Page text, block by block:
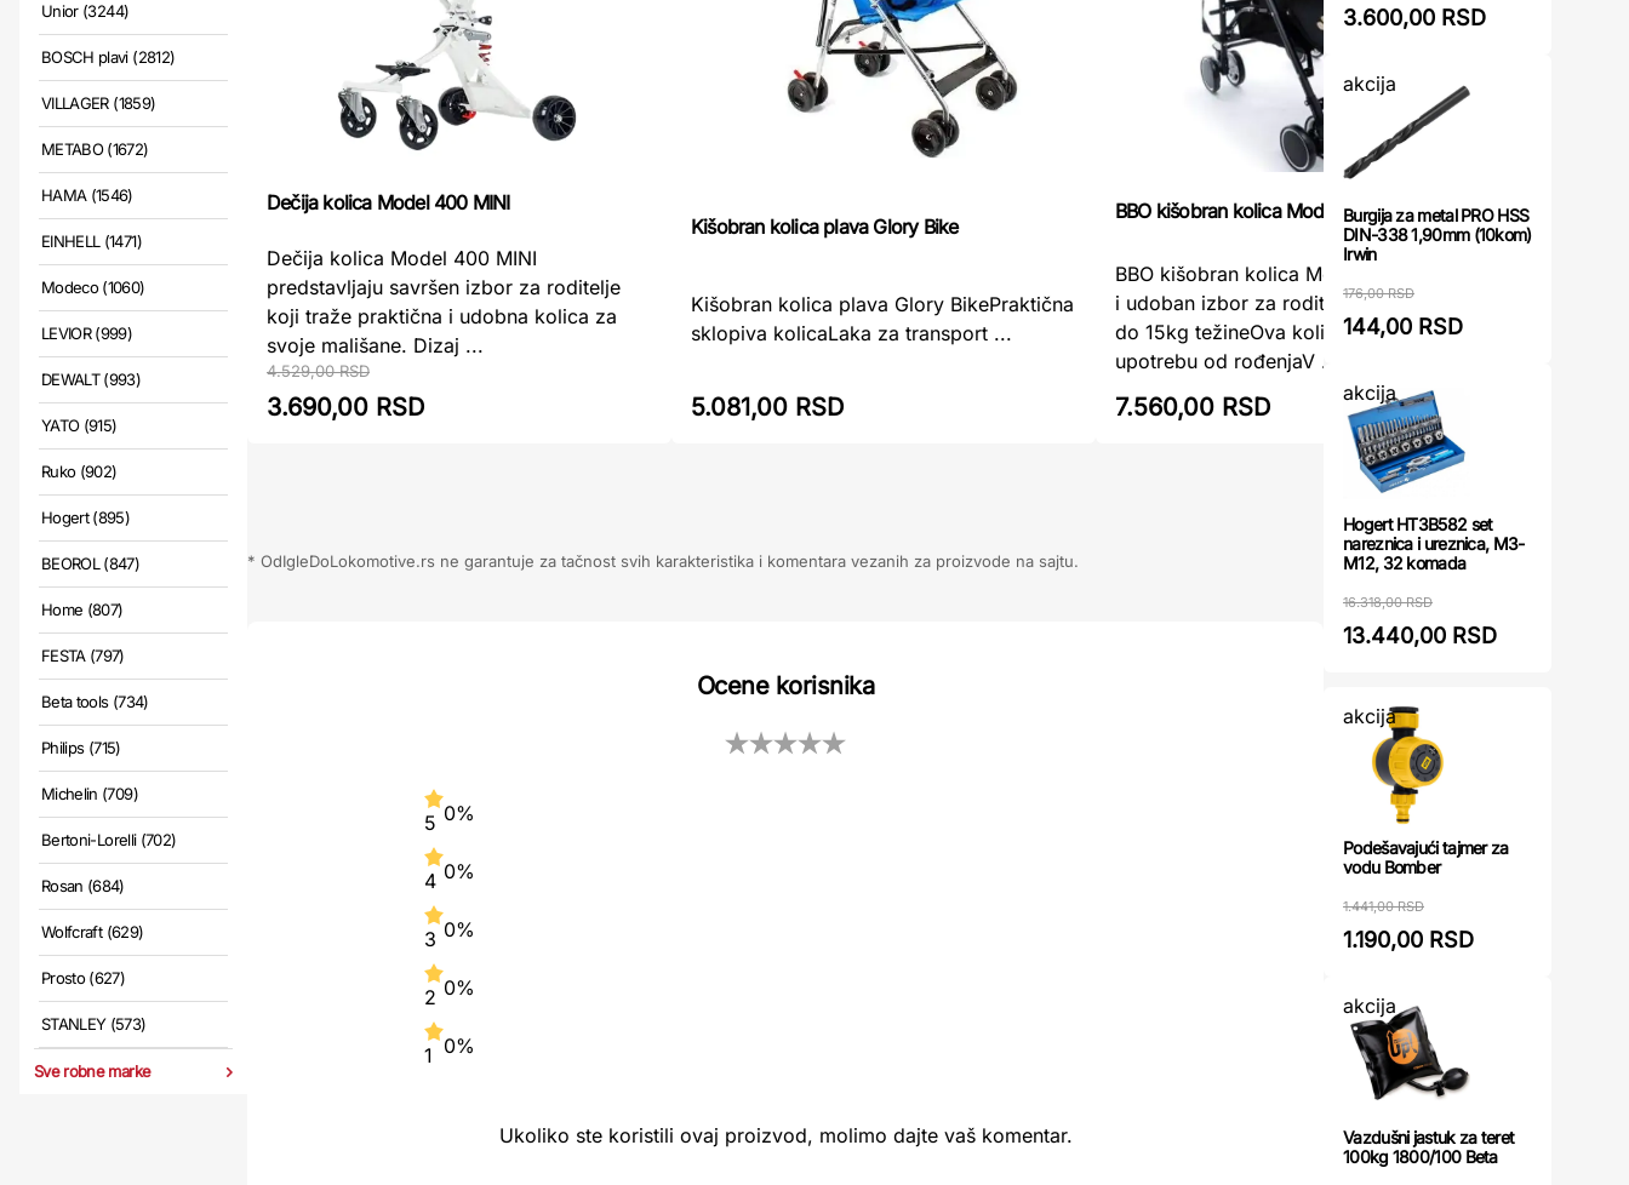
Unior (3244)
BOSCH plavi (2812)
VILLAGER (1859)
METABO (1672)
HAMA (1546)
EINHELL (1471)
Modeco (1060)
LEVIOR (999)
DEWALT (993)
YATO (915)
Ruko (902)
Hogert (895)
BEOROL (847)
Home (807)
FESTA (797)
Beta tools (734)
Philips (715)
Michelin (709)
Bertoni-Lorelli (702)
Rosan (684)
Wolfcraft (629)
Prosto (627)
STANLEY (573)
Sve robne marke
Dečija kolica Model 400 MINI
Dečija kolica Model 400 MINI
predstavljaju savršen izbor za roditelje
koji traže praktična i udobna kolica za
svoje mališane. Dizaj ...
4.529,00 RSD
3.690,00 RSD
Kišobran kolica plava Glory Bike
Kišobran kolica plava Glory BikePraktična
sklopiva kolicaLaka za transport ...
5.081,00 RSD
BBO kišobran kolica Modena cat
BBO kišobran kolica Modena catPraktičan
i udoban izbor za roditelje čija deca imaju
do 15kg težineOva kolica su pogodna za
upotrebu od rođenjaV ...
7.560,00 RSD
* OdIgleDoLokomotive.rs ne garantuje za tačnost svih karakteristika i komentara vezanih za proizvode na sajtu.
Ocene korisnika
5 0%
4 0%
3 0%
2 0%
1 0%
Ukoliko ste koristili ovaj proizvod, molimo dajte vaš komentar.
3.600,00 RSD
akcija
Burgija za metal PRO HSS
DIN-338 1,90mm (10kom)
Irwin
176,00 RSD
144,00 RSD
akcija
Hogert HT3B582 set
nareznica i ureznica, M3-
M12, 32 komada
16.318,00 RSD
13.440,00 RSD
akcija
Podešavajući tajmer za
vodu Bomber
1.441,00 RSD
1.190,00 RSD
akcija
Vazdušni jastuk za teret
100kg 1800/100 Beta